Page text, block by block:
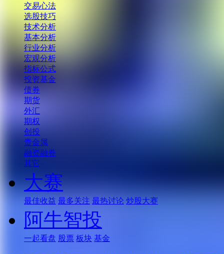
交易心法
选股技巧
技术分析
基本分析
行业分析
宏观分析
指标公式
投资基金
债券
期货
外汇
期权
创投
贵金属
融资融券
其它
大赛
最佳收益 最多关注 最热讨论 炒股大赛
阿牛智投
一起看盘 股票 板块 基金